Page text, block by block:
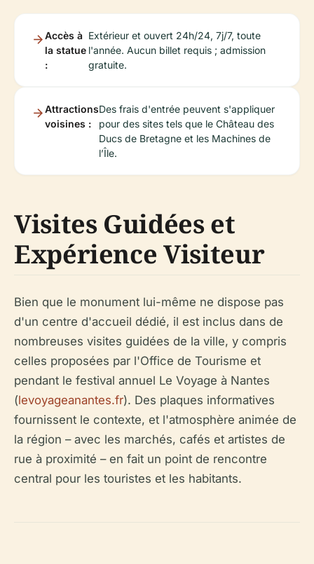
Accès à
la statue
:
Extérieur et ouvert 24h/24, 7j/7, toute
l'année. Aucun billet requis ; admission
gratuite.
Attractions
voisines :
Des frais d'entrée peuvent s'appliquer
pour des sites tels que le Château des
Ducs de Bretagne et les Machines de
l’Île.
Visites Guidées et
Expérience Visiteur
Bien que le monument lui-même ne dispose pas
d'un centre d'accueil dédié, il est inclus dans de
nombreuses visites guidées de la ville, y compris
celles proposées par l'Office de Tourisme et
pendant le festival annuel Le Voyage à Nantes
(levoyageanantes.fr). Des plaques informatives
fournissent le contexte, et l'atmosphère animée de
la région – avec les marchés, cafés et artistes de
rue à proximité – en fait un point de rencontre
central pour les touristes et les habitants.